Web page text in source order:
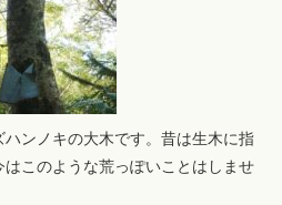
ンノキの大木です。昔は生木に指
このような荒っぽいことはしませ